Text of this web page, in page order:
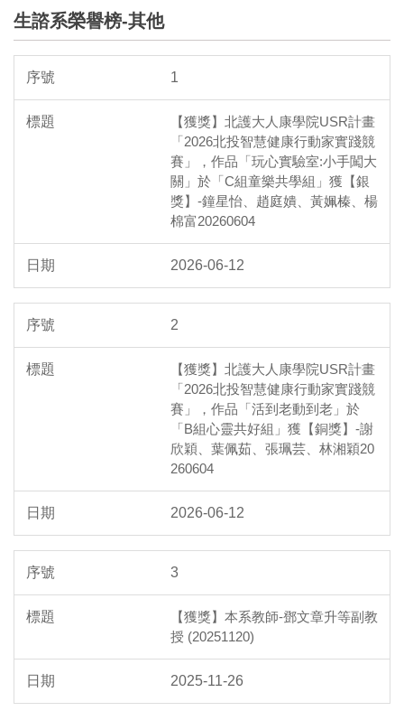
生諮系榮譽榜-其他
1
【獲獎】北護大人康學院USR計畫
「2026北投智慧健康行動家實踐競
賽」，作品「玩心實驗室:小手闖大
關」於「C組童樂共學組」獲【銀
獎】-鐘星怡、趙庭嬇、黃姵榛、楊
棉富20260604
2026-06-12
2
【獲獎】北護大人康學院USR計畫
「2026北投智慧健康行動家實踐競
賽」，作品「活到老動到老」於
「B組心靈共好組」獲【銅獎】-謝
欣穎、葉佩茹、張珮芸、林湘穎20
260604
2026-06-12
3
【獲獎】本系教師-鄧文章升等副教
授 (20251120)
2025-11-26